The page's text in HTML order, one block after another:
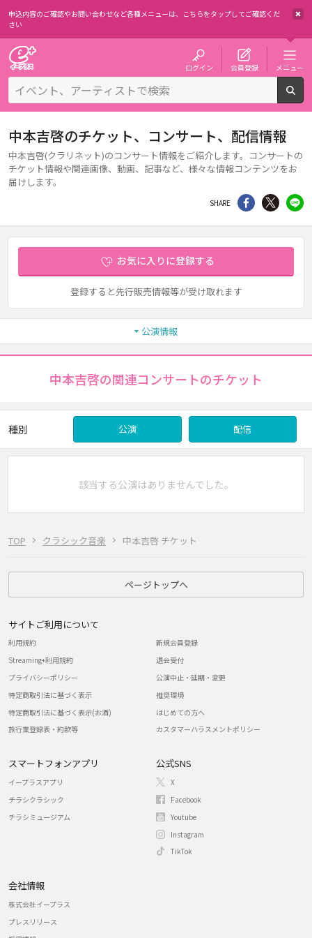
申込内容のご確認やお問い合わせなど各種メニューは、 こちらをタップしてご確認くだ
さい
ログイン 会員登録 メニュー
TOP クラシック音楽 中本吉啓 チケット
中本吉啓のチケット、コンサート、配信情報
中本吉啓(クラリネット)のコンサート情報をご紹介します。コンサートの
チケット情報や関連画像、動画、記事など、様々な情報コンテンツをお
届けします。
SHARE シェア Twitter
お気に入りに登録する
登録すると先行販売情報等が受け取れます
公演情報
中本吉啓の関連コンサートのチケット
種別 公演 配信
該当する公演はありませんでした。
ページトップへ
サイトご利用について
利用規約
Streaming+利用規約
プライバシーポリシー
特定商取引法に基づく表示
特定商取引法に基づく表示(お酒)
旅行業登録表・約款等
新規会員登録
退会受付
公演中止・延期・変更
推奨環境
はじめての方へ
カスタマーハラスメントポリシー
スマートフォンアプリ
イープラスアプリ
チラシクラシック
チラシミュージアム
公式SNS
X
Facebook
Youtube
Instagram
TikTok
会社情報
株式会社イープラス
プレスリリース